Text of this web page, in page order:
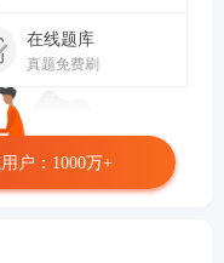
在线题库
真题免费刷
户：1000万+